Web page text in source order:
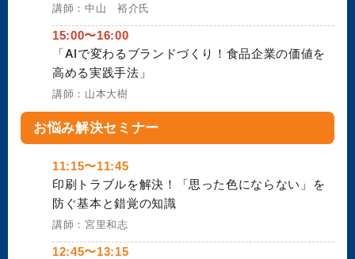
講師：中山 裕介氏
15:00〜16:00
「AIで変わるブランドづくり！食品企業の価値を
高める実践手法」
講師：山本大樹
お悩み解決セミナー
11:15〜11:45
印刷トラブルを解決！「思った色にならない」を
防ぐ基本と錯覚の知識
講師：宮里和志
12:45〜13:15